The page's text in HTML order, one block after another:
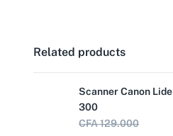
Related products
Scanner Canon Lide
300
CFA129.000